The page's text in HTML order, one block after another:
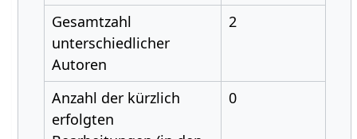
Gesamtzahl
unterschiedlicher
Autoren
2
Anzahl der kürzlich
erfolgten
0